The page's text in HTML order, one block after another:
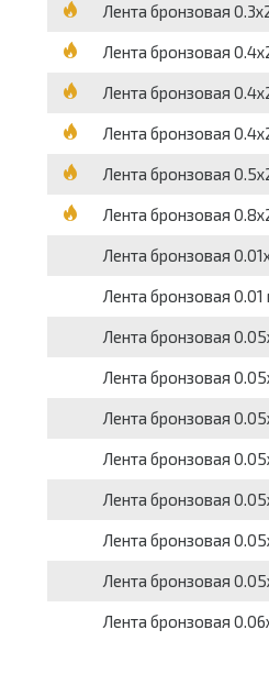
Лента бронзовая
Лента бронзовая
Лента бронзовая
Лента бронзовая
Лента бронзовая
Лента бронзовая
Лента бронзовая
Лента бронзовая
Лента бронзовая
Лента бронзовая
Лента бронзовая
Лента бронзовая
Лента бронзовая
Лента бронзовая
Лента бронзовая
Лента бронзовая